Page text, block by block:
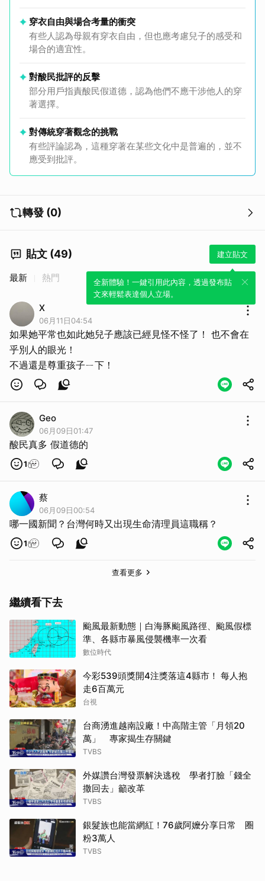
穿衣自由與場合考量的衝突
有些人認為母親有穿衣自由，但也應考慮兒子的感受和
場合的適宜性。
對酸民批評的反擊
部分用戶指責酸民假道德，認為他們不應干涉他人的穿
著選擇。
對傳統穿著觀念的挑戰
有些評論認為，這種穿著在某些文化中是普遍的，並不
應受到批評。
轉發 (0)
貼文 (49) 建立貼文
全新體驗！一鍵引用此內容，透過發布貼
文來輕鬆表達個人立場。
最新 熱門
X
06月11日04:54
如果她平常也如此她兒子應該已經見怪不怪了！ 也不會在
乎別人的眼光！
不過還是尊重孩子ㄧ下！
Geo
06月09日01:47
酸民真多 假道德的
1
蔡
06月09日00:54
哪一國新聞？台灣何時又出現生命清理員這職稱？
1
查看更多
繼續看下去
颱風最新動態｜白海豚颱風路徑、颱風假標
準、各縣市暴風侵襲機率一次看
數位時代
今彩539頭獎開4注獎落這4縣市！ 每人抱
走6百萬元
台視
台商湧進越南設廠！中高階主管「月領20
萬」 專家揭生存關鍵
TVBS
外媒讚台灣發票解決逃稅 學者打臉「錢全
撒回去」籲改革
TVBS
銀髮族也能當網紅！76歲阿嬤分享日常 圈
粉3萬人
TVBS
取消